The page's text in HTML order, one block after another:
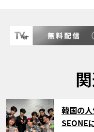
サムネイル
韓国の
SEONE